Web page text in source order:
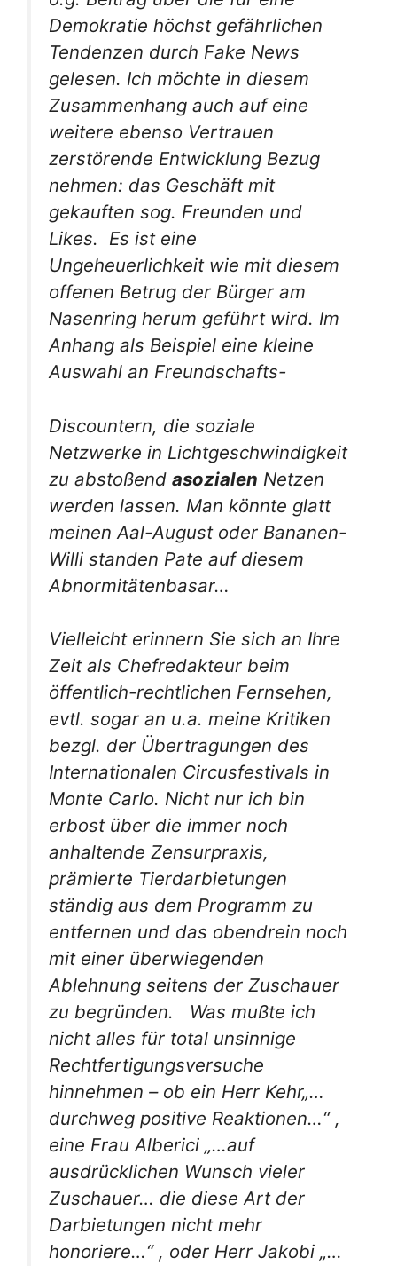
Demokratie höchst gefährlichen
Tendenzen durch Fake News
gelesen. Ich möchte in diesem
Zusammenhang auch auf eine
weitere ebenso Vertrauen
zerstörende Entwicklung Bezug
nehmen: das Geschäft mit
gekauften sog. Freunden und
Likes. Es ist eine
Ungeheuerlichkeit wie mit diesem
offenen Betrug der Bürger am
Nasenring herum geführt wird. Im
Anhang als Beispiel eine kleine
Auswahl an Freundschafts-
Discountern, die soziale
Netzwerke in Lichtgeschwindigkeit
zu abstoßend asozialen Netzen
werden lassen. Man könnte glatt
meinen Aal-August oder Bananen-
Willi standen Pate auf diesem
Abnormitätenbasar…
Vielleicht erinnern Sie sich an Ihre
Zeit als Chefredakteur beim
öffentlich-rechtlichen Fernsehen,
evtl. sogar an u.a. meine Kritiken
bezgl. der Übertragungen des
Internationalen Circusfestivals in
Monte Carlo. Nicht nur ich bin
erbost über die immer noch
anhaltende Zensurpraxis,
prämierte Tierdarbietungen
ständig aus dem Programm zu
entfernen und das obendrein noch
mit einer überwiegenden
Ablehnung seitens der Zuschauer
zu begründen. Was mußte ich
nicht alles für total unsinnige
Rechtfertigungsversuche
hinnehmen – ob ein Herr Kehr„…
durchweg positive Reaktionen…“ ,
eine Frau Alberici „…auf
ausdrücklichen Wunsch vieler
Zuschauer… die diese Art der
Darbietungen nicht mehr
honoriere…“ , oder Herr Jakobi „…